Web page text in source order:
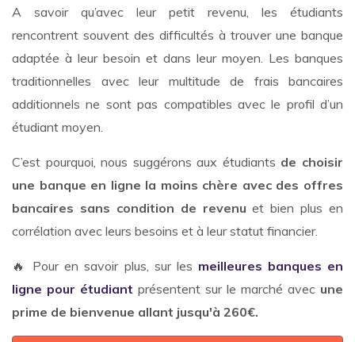
A savoir qu’avec leur petit revenu, les étudiants
rencontrent souvent des difficultés à trouver une banque
adaptée à leur besoin et dans leur moyen. Les banques
traditionnelles avec leur multitude de frais bancaires
additionnels ne sont pas compatibles avec le profil d’un
étudiant moyen.
C’est pourquoi, nous suggérons aux étudiants de choisir
une banque en ligne la moins chère avec des offres
bancaires sans condition de revenu et bien plus en
corrélation avec leurs besoins et à leur statut financier.
🔥 Pour en savoir plus, sur les meilleures banques en
ligne pour étudiant présentent sur le marché avec une
prime de bienvenue allant jusqu'à 260€.